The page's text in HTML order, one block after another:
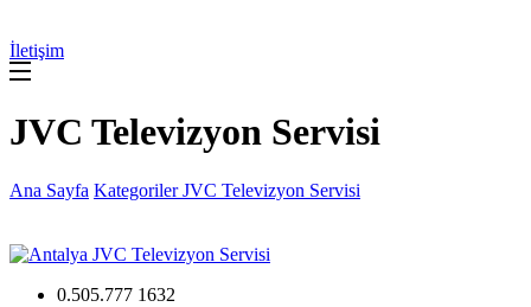
İletişim
JVC Televizyon Servisi
Ana Sayfa KategorilerJVC Televizyon Servisi
0.505.777 1632